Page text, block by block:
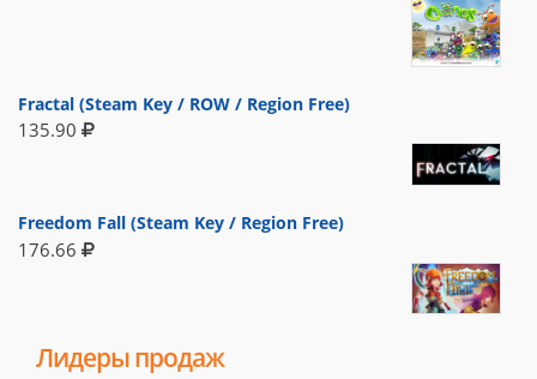
Fractal (Steam Key / ROW / Region Free)
135.90
Freedom Fall (Steam Key / Region Free)
176.66
Лидеры продаж